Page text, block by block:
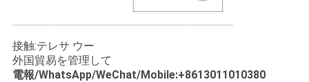
接触:テレサ ウー
外国貿易を管理して
電報/WhatsApp/WeChat/Mobile:+8613011010380